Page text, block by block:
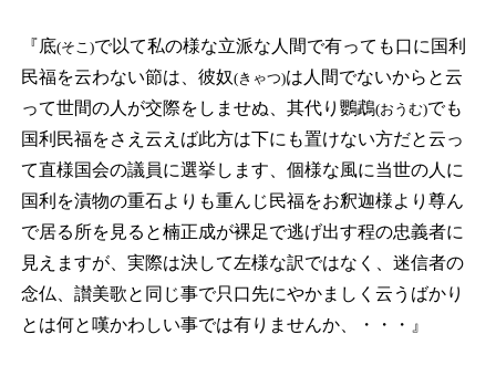
『底(そこ)で以て私の様な立派な人間で有っても口に国利
民福を云わない節は、彼奴(きゃつ)は人間でないからと云
って世間の人が交際をしませぬ、其代り鸚鵡(おうむ)でも
国利民福をさえ云えば此方は下にも置けない方だと云っ
て直様国会の議員に選挙します、個様な風に当世の人に
国利を漬物の重石よりも重んじ民福をお釈迦様より尊ん
で居る所を見ると楠正成が裸足で逃げ出す程の忠義者に
見えますが、実際は決して左様な訳ではなく、迷信者の
念仏、讃美歌と同じ事で只口先にやかましく云うばかり
とは何と嘆かわしい事では有りませんか、・・・』